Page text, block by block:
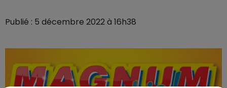
Publié : 5 décembre 2022 à 16h38